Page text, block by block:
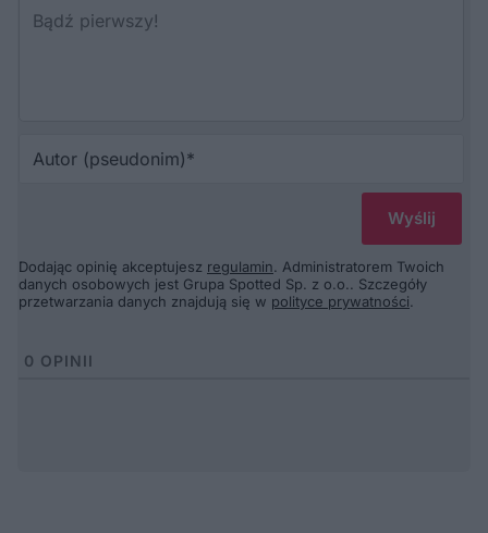
Dodając opinię akceptujesz regulamin. Administratorem Twoich
danych osobowych jest Grupa Spotted Sp. z o.o.. Szczegóły
przetwarzania danych znajdują się w polityce prywatności.
0 OPINII